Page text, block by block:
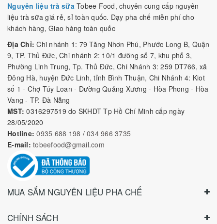
Bột sữa
được sản xuất dạng bột nên vừa lợi về mặt bảo quản
mà vận chuyển lại dễ, vừa tiết kiệm chi phí thì còn gì nữa mà
không chọn bột pha trà sữa nào.
II. Bột kem béo pha trà sữa
loại nào ngon ?
Bột kem béopha trà sữa hay còn được gọi là
bột làm trà
sữahiện tại có khá nhiều hãng bột pha trà sữa ngon, mỗi loại
bột đều có tính chất gần giống nhau, nhưng mỗi loại bột đều có
công dụng và đặc điểm riêng biệt.
Công dụng chính củabột pha trà sữa
thường hay sử dụng là tạo độ ngọt, và béo cho món trà sữa
thơm ngon, tôn vị trà sữa.
độc nhất vô nhị và an toàn với sức khỏe.
Để đánh giá đúng các về bột sữa thì sau đây
Nguyên liệu trà sữa Tobee Food, chuyên cung cấp nguyên
liệu trà sữa giá rẻ, sỉ toàn quốc. Dạy pha chế miễn phí cho
khách hàng, Giao hàng toàn quốc
Địa Chỉ: Chi nhánh 1: 79 Tăng Nhơn Phú, Phước Long B, Quận
9, TP. Thủ Đức, Chi nhánh 2: 10/1 đường số 7, khu phố 3,
Phường Linh Trung, Tp. Thủ Đức, Chi Nhánh 3: 259 DT766, xã
Đông Hà, huyện Đức Linh, tỉnh Bình Thuận, Chi Nhánh 4: Kiot
số 1 - Chợ Túy Loan - Đường Quảng Xương - Hòa Phong - Hòa
Vang - TP. Đà Nẵng
MST: 0316297519 do SKHDT Tp Hồ Chí Minh cấp ngày
28/05/2020
Hotline: 0935 688 198 / 034 966 3735
E-mail: tobeefood@gmail.com
MUA SẮM NGUYÊN LIỆU PHA CHẾ
CHÍNH SÁCH